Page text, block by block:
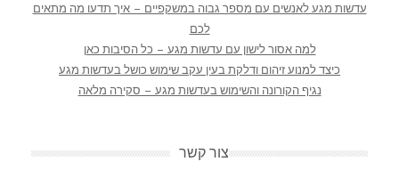
עדשות מגע לאנשים עם מספר גבוה במשקפיים – איך תדעו מה מתאים
לכם
למה אסור לישון עם עדשות מגע – כל הסיבות כאן
כיצד למנוע זיהום ודלקת בעין עקב שימוש כושל בעדשות מגע
נגיף הקורונה והשימוש בעדשות מגע – סקירה מלאה
צור קשר